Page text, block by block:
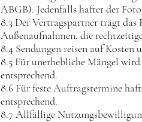
ABGB). Jedenfalls haftet der
8.3 Der Vertragspartner trägt
Außenaufnahmen, die
8.4 Sendungen reisen auf Kosten
8.5 Für unerhebliche Mängel
entsprechend.
8.6 Für feste Auftragstermine
entsprechend.
8.7 Allfällige